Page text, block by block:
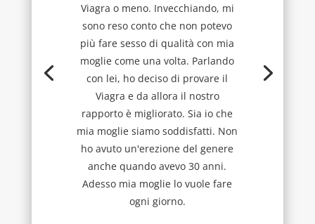
Viagra o meno. Invecchiando, mi
sono reso conto che non potevo
più fare sesso di qualità con mia
moglie come una volta. Parlando
con lei, ho deciso di provare il
Viagra e da allora il nostro
rapporto è migliorato. Sia io che
mia moglie siamo soddisfatti. Non
ho avuto un'erezione del genere
anche quando avevo 30 anni.
Adesso mia moglie lo vuole fare
ogni giorno.